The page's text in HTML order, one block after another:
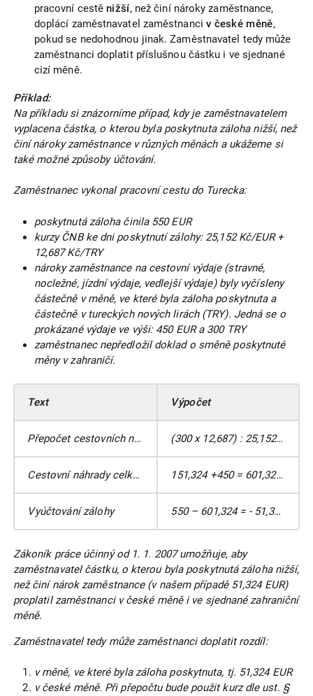
pracovní cestěnižší, než činí nároky zaměstnance,
doplácí zaměstnavatel zaměstnanci v české měně,
pokud se nedohodnou jinak. Zaměstnavatel tedy může
zaměstnanci doplatit příslušnou částku i ve sjednané
cizí měně.
Příklad:
Na příkladu si znázorníme případ, kdy je zaměstnavatelem
vyplacena částka, o kterou byla poskytnuta záloha nižší, než
činí nároky zaměstnance v různých měnách a ukážeme si
také možné způsoby účtování.
Zaměstnanec vykonal pracovní cestu do Turecka:
poskytnutá záloha činila 550 EUR
kurzy ČNB ke dni poskytnutí zálohy: 25,152 Kč/EUR +
12,687 Kč/TRY
nároky zaměstnance na cestovní výdaje (stravné,
nocležné, jízdní výdaje, vedlejší výdaje) byly vyčísleny
částečně v měně, ve které byla záloha poskytnuta a
částečně v tureckých nových lirách (TRY). Jedná se o
prokázané výdaje ve výši: 450 EUR a 300 TRY
zaměstnanec nepředložil doklad o směně poskytnuté
měny v zahraničí.
Text Výpočet
Přepočet cestovních náhrad vyjádřených v turecké měně (TRY) na měnu, ve které byla záloha poskytnuta (EUR) (300 x 12,687) : 25,152 = 151,324 EUR
Cestovní náhrady celkem 151,324 +450 = 601,324 EUR
Vyúčtování zálohy 550 – 601,324 = - 51,324 EUR
Zákoník práce účinný od 1. 1. 2007 umožňuje, aby
zaměstnavatel částku, o kterou byla poskytnutá záloha nižší,
než činí nárok zaměstnance (v našem případě 51,324 EUR)
proplatil zaměstnanci v české měně i ve sjednané zahraniční
měně.
Zaměstnavatel tedy může zaměstnanci doplatit rozdíl:
v měně, ve které byla záloha poskytnuta, tj. 51,324 EUR
v české měně. Při přepočtu bude použit kurz dle ust. §